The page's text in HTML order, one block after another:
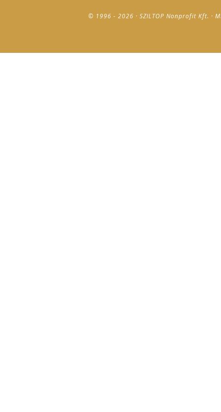
© 1996 - 2026 · SZILTOP Nonprofit Kft. ·